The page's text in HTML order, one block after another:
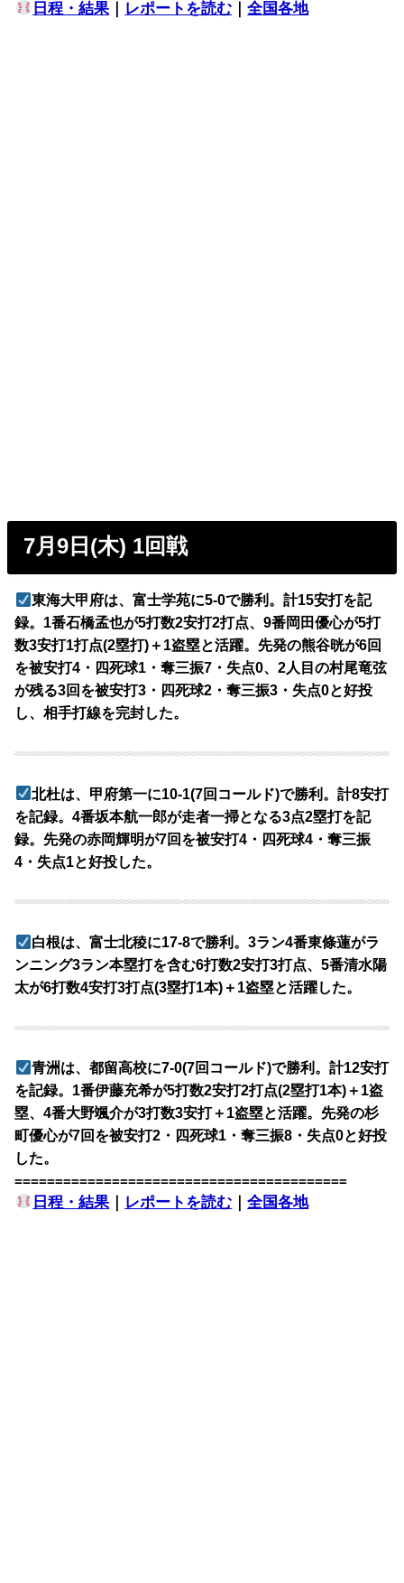
日程・結果｜ レポートを読む ｜全国各地
7月9日(木) 1回戦
東海大甲府は、富士学苑に5-0で勝利。計15安打を記
録。1番石橋孟也が5打数2安打2打点、9番岡田優心が5打
数3安打1打点(2塁打)＋1盗塁と活躍。先発の熊谷晄が6回
を被安打4・四死球1・奪三振7・失点0、2人目の村尾竜弦
が残る3回を被安打3・四死球2・奪三振3・失点0と好投
し、相手打線を完封した。
北杜は、甲府第一に10-1(7回コールド)で勝利。計8安打
を記録。4番坂本航一郎が走者一掃となる3点2塁打を記
録。先発の赤岡輝明が7回を被安打4・四死球4・奪三振
4・失点1と好投した。
白根は、富士北稜に17-8で勝利。3ラン4番東條蓮がラ
ンニング3ラン本塁打を含む6打数2安打3打点、5番清水陽
太が6打数4安打3打点(3塁打1本)＋1盗塁と活躍した。
青洲は、都留高校に7-0(7回コールド)で勝利。計12安打
を記録。1番伊藤充希が5打数2安打2打点(2塁打1本)＋1盗
塁、4番大野颯介が3打数3安打＋1盗塁と活躍。先発の杉
町優心が7回を被安打2・四死球1・奪三振8・失点0と好投
した。
=========================================
日程・結果｜ レポートを読む ｜全国各地